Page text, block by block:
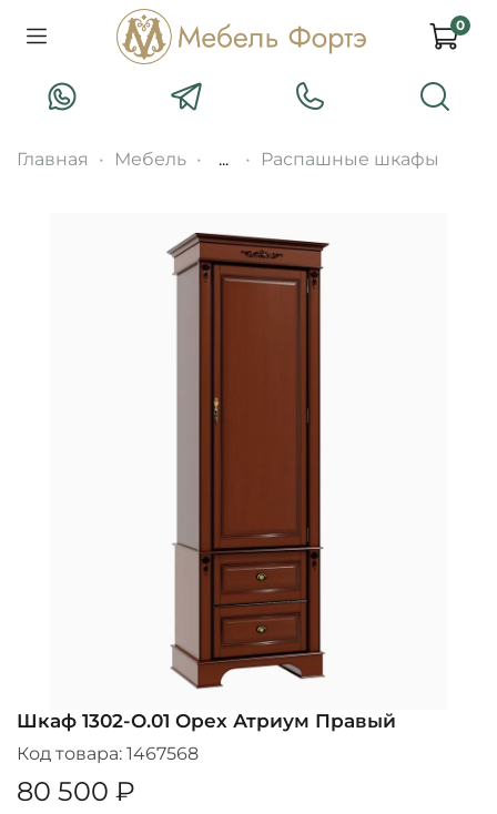
0
Главная Мебель ... Распашные шкафы
Шкаф 1302-О.01 Орех Атриум Правый
Код товара: 1467568
80 500 ₽